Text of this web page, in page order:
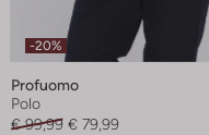
-20%
Profuomo
Polo
€ 99,99 € 79,99